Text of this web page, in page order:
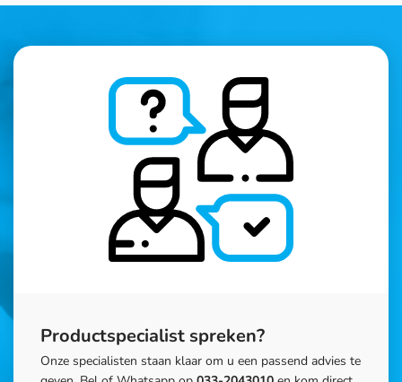
Productspecialist spreken?
Onze specialisten staan klaar om u een passend advies te